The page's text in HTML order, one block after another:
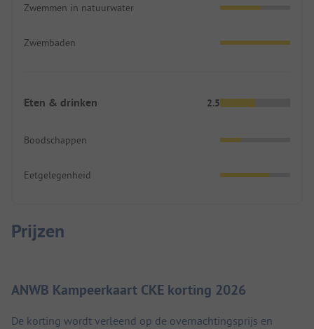
Zwemmen in natuurwater
Zwembaden
Eten & drinken 2.5
Boodschappen
Eetgelegenheid
Prijzen
ANWB Kampeerkaart CKE korting 2026
De korting wordt verleend op de overnachtingsprijs en